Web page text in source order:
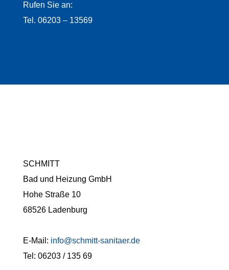
Rufen Sie an:
Tel. 06203 – 13569
SCHMITT
Bad und Heizung GmbH
Hohe Straße 10
68526 Ladenburg
E-Mail: info@schmitt-sanitaer.de
Tel: 06203 / 135 69